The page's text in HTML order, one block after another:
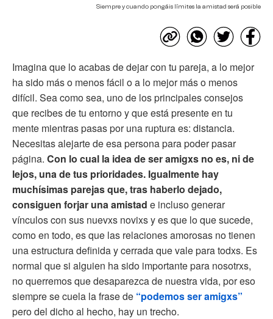
Siempre y cuando pongáis límites la amistad será posible
Imagina que lo acabas de dejar con tu pareja, a lo mejor
ha sido más o menos fácil o a lo mejor más o menos
difícil. Sea como sea, uno de los principales consejos
que recibes de tu entorno y que está presente en tu
mente mientras pasas por una ruptura es: distancia.
Necesitas alejarte de esa persona para poder pasar
página. Con lo cual la idea de ser amigxs no es, ni de
lejos, una de tus prioridades. Igualmente hay
muchísimas parejas que, tras haberlo dejado,
consiguen forjar una amistad e incluso generar
vínculos con sus nuevxs novixs y es que lo que sucede,
como en todo, es que las relaciones amorosas no tienen
una estructura definida y cerrada que vale para todxs. Es
normal que si alguien ha sido importante para nosotrxs,
no querremos que desaparezca de nuestra vida, por eso
siempre se cuela la frase de “podemos ser amigxs”
pero del dicho al hecho, hay un trecho.